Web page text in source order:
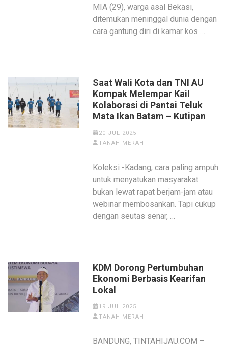
MIA (29), warga asal Bekasi,
ditemukan meninggal dunia dengan
cara gantung diri di kamar kos …
Saat Wali Kota dan TNI AU
Kompak Melempar Kail
Kolaborasi di Pantai Teluk
Mata Ikan Batam – Kutipan
20 JUL 2025
TANAH MERAH
Koleksi -Kadang, cara paling ampuh
untuk menyatukan masyarakat
bukan lewat rapat berjam-jam atau
webinar membosankan. Tapi cukup
dengan seutas senar, …
KDM Dorong Pertumbuhan
Ekonomi Berbasis Kearifan
Lokal
19 JUL 2025
TANAH MERAH
BANDUNG, TINTAHIJAU.COM –